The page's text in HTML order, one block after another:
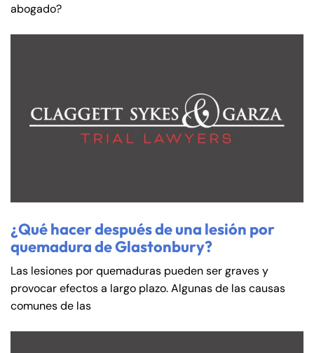
abogado?
¿Qué hacer después de una lesión por
quemadura de Glastonbury?
Las lesiones por quemaduras pueden ser graves y
provocar efectos a largo plazo. Algunas de las causas
comunes de las